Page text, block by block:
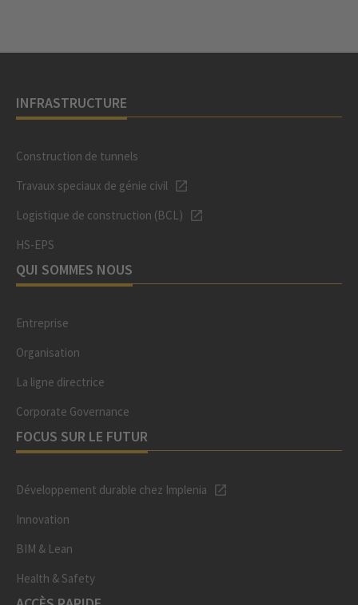
INFRASTRUCTURE
Construction de tunnels
Travaux speciaux de génie civil
Logistique de construction (BCL)
HS-EPS
QUI SOMMES NOUS
Entreprise
Organisation
La ligne directrice
Corporate Governance
FOCUS SUR LE FUTUR
Développement durable chez Implenia
Innovation
BIM & Lean
Health & Safety